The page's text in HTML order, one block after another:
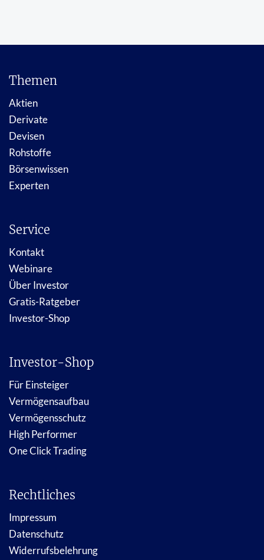
Themen
Aktien
Derivate
Devisen
Rohstoffe
Börsenwissen
Experten
Service
Kontakt
Webinare
Über Investor
Gratis-Ratgeber
Investor-Shop
Investor-Shop
Für Einsteiger
Vermögensaufbau
Vermögensschutz
High Performer
One Click Trading
Rechtliches
Impressum
Datenschutz
Widerrufsbelehrung